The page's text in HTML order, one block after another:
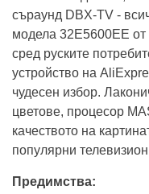
Шикозният дизайн,
съраунд DBX-TV -
модела 32E5600EE
сред руските
устройство на
чудесен избор.
цветове, процесор
качеството на